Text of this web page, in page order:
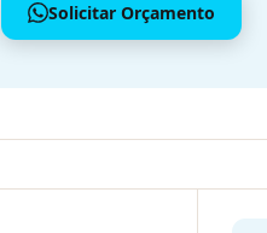
Solicitar Orçamento